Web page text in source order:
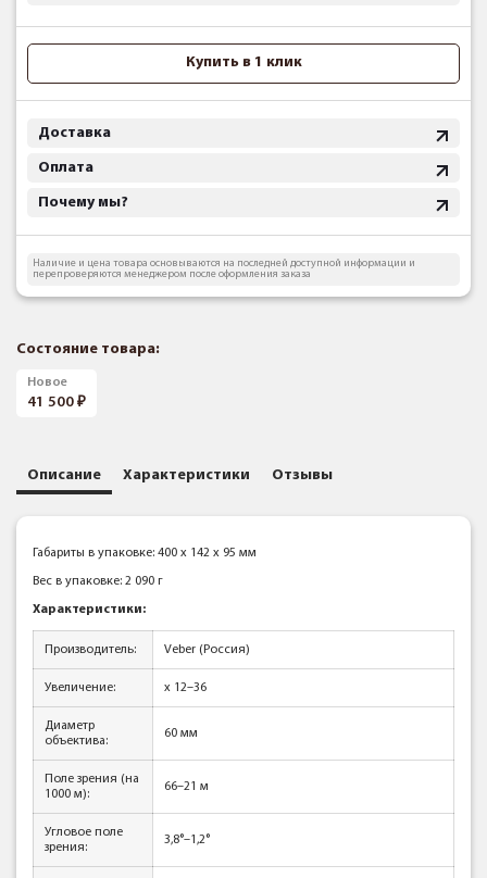
Купить в 1 клик
Доставка
Оплата
Почему мы?
Наличие и цена товара основываются на последней доступной информации и
перепроверяются менеджером после оформления заказа
Состояние товара:
Новое
41 500
Описание Характеристики Отзывы
Габариты в упаковке: 400 x 142 x 95 мм
Вес в упаковке: 2 090 г
Характеристики:
Производитель: Veber (Россия)
Увеличение: x 12–36
Диаметр
объектива:
60 мм
Поле зрения (на
1000 м):
66–21 м
Угловое поле
зрения:
3,8°–1,2°